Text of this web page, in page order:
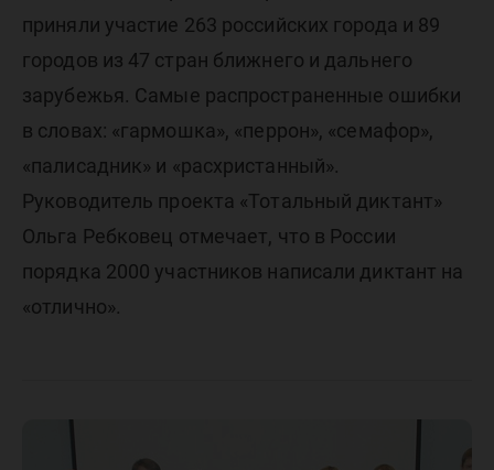
приняли участие 263 российских города и 89
городов из 47 стран ближнего и дальнего
зарубежья. Самые распространенные ошибки
в словах: «гармошка», «перрон», «семафор»,
«палисадник» и «расхристанный».
Руководитель проекта «Тотальный диктант»
Ольга Ребковец отмечает, что в России
порядка 2000 участников написали диктант на
«отлично».